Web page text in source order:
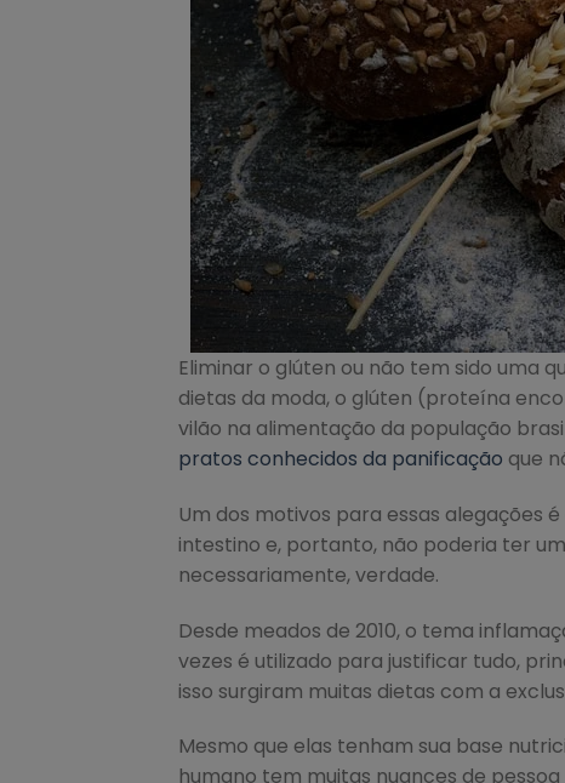
Eliminar o glúten ou não tem sido uma
dietas da moda, o glúten (proteína
vilão na alimentação da população
pratos conhecidos da panificação que
Um dos motivos para essas alegações
intestino e, portanto, não poderia ter
necessariamente, verdade.
Desde meados de 2010, o tema
vezes é utilizado para justificar tudo,
isso surgiram muitas dietas com a
Mesmo que elas tenham sua base
humano tem muitas nuances de